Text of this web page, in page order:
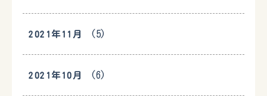
2021年11月 (5)
2021年10月 (6)